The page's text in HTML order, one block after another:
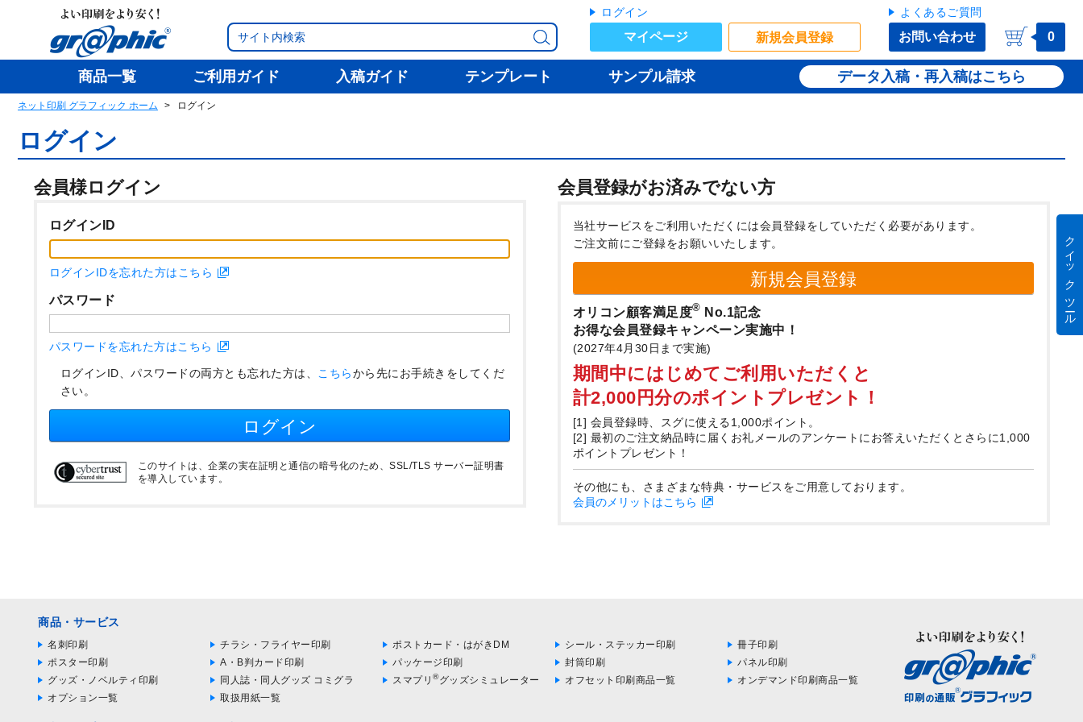
ログイン
マイページ 新規会員登録
よくあるご質問
お問い合わせ 0
商品一覧 ご利用ガイド 入稿ガイド テンプレート サンプル請求 データ入稿・再入稿
ネット印刷 グラフィック ホーム ログイン
ログイン
会員様ログイン 会員登録がお済みでない方
ログインID
ログインIDを忘れた方はこちら
パスワード
パスワードを忘れた方はこちら
ログインID、パスワードの両方とも忘れた方は、 こちらから先にお手続きをしてくだ
さい。
ログイン
このサイトは、企業の実在証明と通信の暗号化のため、SSL/TLS サーバー証明書
を導入しています。
当社サービスをご利用いただくには会員登録をしていただく必要があります。
ご注文前にご登録をお願いいたします。
新規会員登録
オリコン顧客満足度® No.1記念
お得な会員登録キャンペーン実施中！
(2027年4月30日まで実施)
期間中にはじめてご利用いただくと
計2,000円分のポイントプレゼント！
[1] 会員登録時、スグに使える1,000ポイント。
[2] 最初のご注文納品時に届くお礼メールのアンケートにお答えいただくとさらに1,000
ポイントプレゼント！
その他にも、さまざまな特典・サービスをご用意しております。
会員のメリットはこちら
商品・サービス
名刺印刷 チラシ・フライヤー印刷 ポストカード・はがきDM シール・ステッカー印刷
冊子印刷
ポスター印刷
A・B判カード印刷 パッケージ印刷 封筒印刷
パネル印刷
グッズ・ノベルティ印刷
同人誌・同人グッズ コミグラ スマプリ ®グッズシミュレーター オフセット印刷商品一覧
オンデマンド印刷商品一覧
オプション一覧
取扱用紙一覧
クイック ツール